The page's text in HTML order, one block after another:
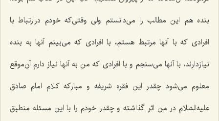
بنده هم این مطالب را می‌دانستم ولی وقتی‌كه خودم درارتباط با
افرادی كه با آنها مرتبط هستم، با افرادی كه می‌بینم آنها به بنده
نیازدارند، با آنها می‌سنجم و با افرادی كه من به آنها نیاز دارم آن‌موقع
معلوم می‌شود چقدر این فقره شریفه و مباركه كلام امام صادق
علیه‌السّلام در من اثر گذاشته و چقدر خودم را با این مسئله منطبق